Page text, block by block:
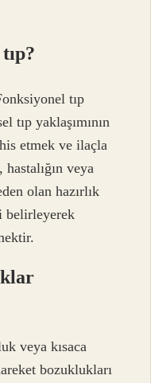
tıp
tıp yaklaşımının
etmek ve ilaçla
veya
olan hazırlık
belirleyerek
veya kısaca
bozuklukları